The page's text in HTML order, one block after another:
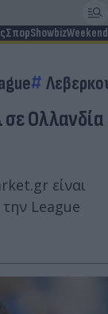
ΣπορShowbizWeekend
Ολλανδία
είναι
την League